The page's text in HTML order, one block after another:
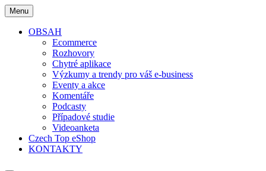
Skip
to
content
Menu
OBSAH
Ecommerce
Rozhovory
Chytré aplikace
Výzkumy a trendy pro váš e-business
Eventy a akce
Komentáře
Podcasty
Případové studie
Videoanketa
Czech Top eShop
KONTAKTY